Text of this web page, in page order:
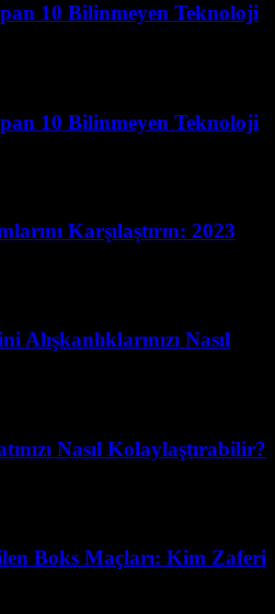
10 Bilinmeyen Teknoloji
10 Bilinmeyen Teknoloji
Karşılaştırın: 2023
Alışkanlıklarınızı Nasıl
Nasıl Kolaylaştırabilir?
Boks Maçları: Kim Zaferi